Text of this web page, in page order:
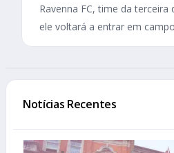
Ravenna FC, time da terceira
ele voltará a entrar em
Notícias Recentes